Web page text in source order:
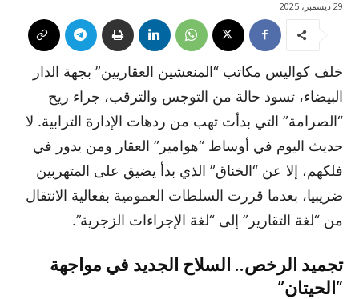
29 ديسمبر، 2025
خلف كواليس مكاتب “المنعشين العقاريين” بجهة الدار
البيضاء، تسود حالة من التوجس والترقب، جراء ريح
“الصرامة” التي بدأت تهب من ردهات الإدارة الترابية. لا
حديث اليوم في أوساط “هوامير” العقار ومن يدور في
فلكهم، إلا عن “الخناق” الذي بدأ يضيق على المتهربين
ضريبيا، بعدما قررت السلطات العمومية بفعالية الانتقال
من “لغة التقارير” إلى “لغة الإجراءات الزجرية”.
تجميد الرخص.. السلاح الجديد في مواجهة
“الحيتان”